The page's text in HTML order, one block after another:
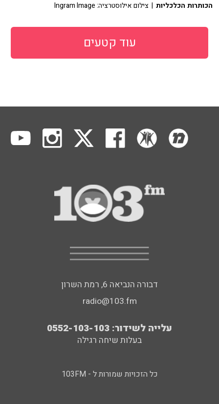
הכותרות הכלכליות | צילום אילוסטרציה: Ingram Image
עוד קטעים
דבורה הנביאה 6, רמת השרון
radio@103.fm
עלייה לשידור: 0552-103-103
בעלות שיחה רגילה
כל הזכויות שמורות ל - 103FM